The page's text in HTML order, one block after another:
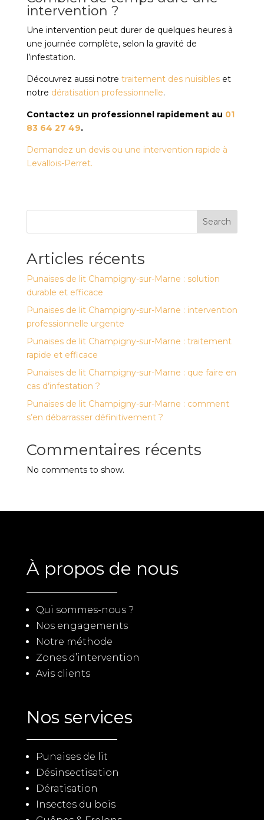
intervention ?
Une intervention peut durer de quelques heures à
une journée complète, selon la gravité de
l’infestation.
Découvrez aussi notre traitement des nuisibleset
notre dératisation professionnelle.
Contactez un professionnel rapidement au 01
83 64 27 49.
Demandez un devis ou une intervention rapide à
Levallois-Perret.
Search
Articles récents
Punaises de lit Champigny-sur-Marne : solution
durable et efficace
Punaises de lit Champigny-sur-Marne : intervention
professionnelle urgente
Punaises de lit Champigny-sur-Marne : traitement
rapide et efficace
Punaises de lit Champigny-sur-Marne : que faire en
cas d’infestation ?
Punaises de lit Champigny-sur-Marne : comment
s’en débarrasser définitivement ?
Commentaires récents
No comments to show.
À propos de nous
Qui sommes-nous ?
Nos engagements
Notre méthode
Zones d’intervention
Avis clients
Nos services
Punaises de lit
Désinsectisation
Dératisation
Insectes du bois